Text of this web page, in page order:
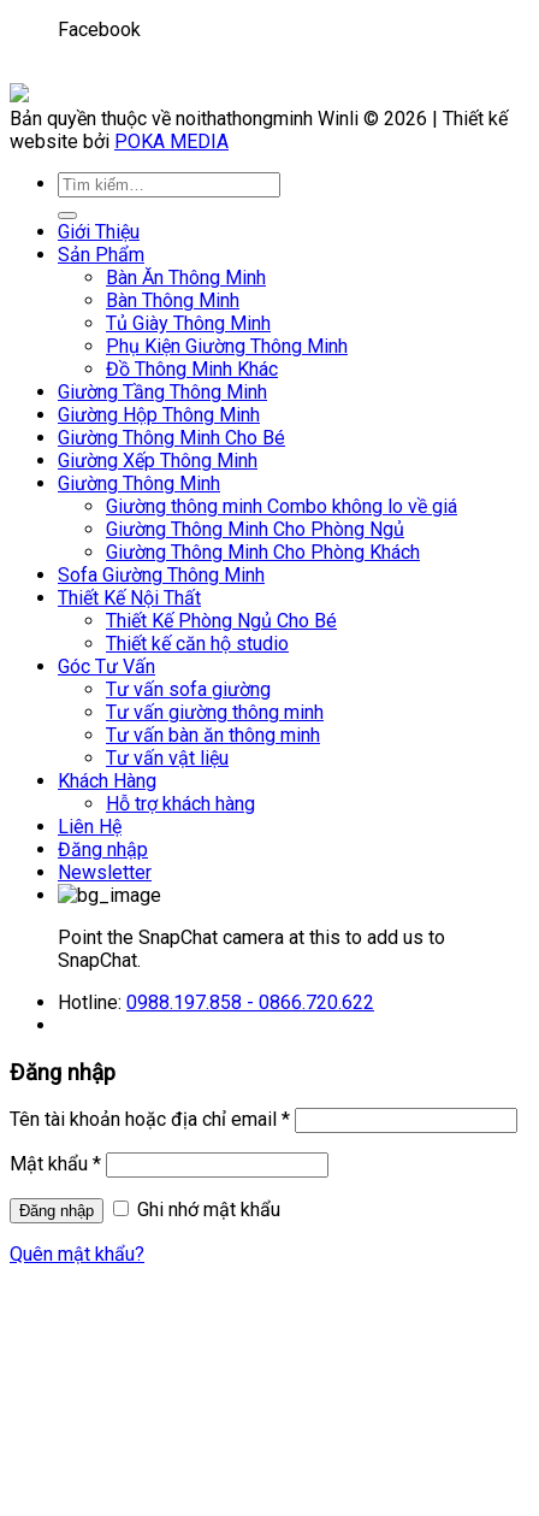
Facebook
Bản quyền thuộc về noithathongminh Winli © 2026 | Thiết kế
website bởi POKA MEDIA
Giới Thiệu
Sản Phẩm
Bàn Ăn Thông Minh
Bàn Thông Minh
Tủ Giày Thông Minh
Phụ Kiện Giường Thông Minh
Đồ Thông Minh Khác
Giường Tầng Thông Minh
Giường Hộp Thông Minh
Giường Thông Minh Cho Bé
Giường Xếp Thông Minh
Giường Thông Minh
Giường thông minh Combo không lo về giá
Giường Thông Minh Cho Phòng Ngủ
Giường Thông Minh Cho Phòng Khách
Sofa Giường Thông Minh
Thiết Kế Nội Thất
Thiết Kế Phòng Ngủ Cho Bé
Thiết kế căn hộ studio
Góc Tư Vấn
Tư vấn sofa giường
Tư vấn giường thông minh
Tư vấn bàn ăn thông minh
Tư vấn vật liệu
Khách Hàng
Hỗ trợ khách hàng
Liên Hệ
Đăng nhập
Newsletter
Point the SnapChat camera at this to add us to
SnapChat.
Hotline: 0988.197.858 - 0866.720.622
Đăng nhập
Tên tài khoản hoặc địa chỉ email *
Mật khẩu *
Ghi nhớ mật khẩu
Quên mật khẩu?